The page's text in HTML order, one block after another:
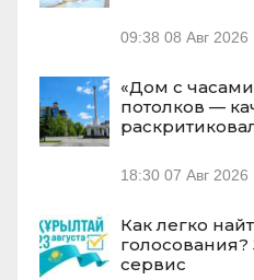
09:38 08 Авг 2026
«Дом с
потолков —
18:30 07 Авг 2026
Как легко
сервис